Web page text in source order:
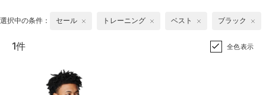
選択中の条件： セール トレーニング ベスト ブラック
1件 全色表示